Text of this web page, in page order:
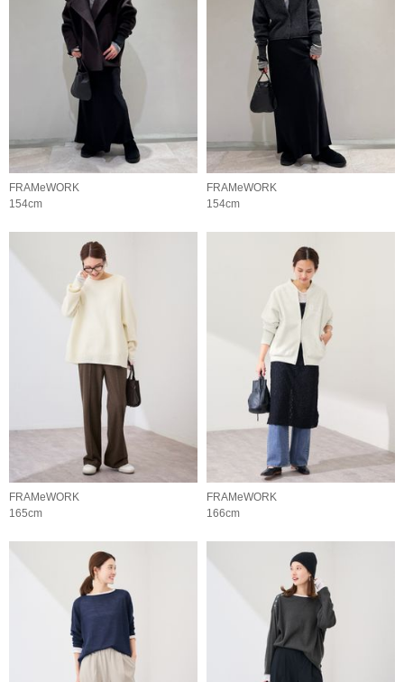
FRAMeWORK
154cm
FRAMeWORK
154cm
FRAMeWORK
165cm
FRAMeWORK
166cm